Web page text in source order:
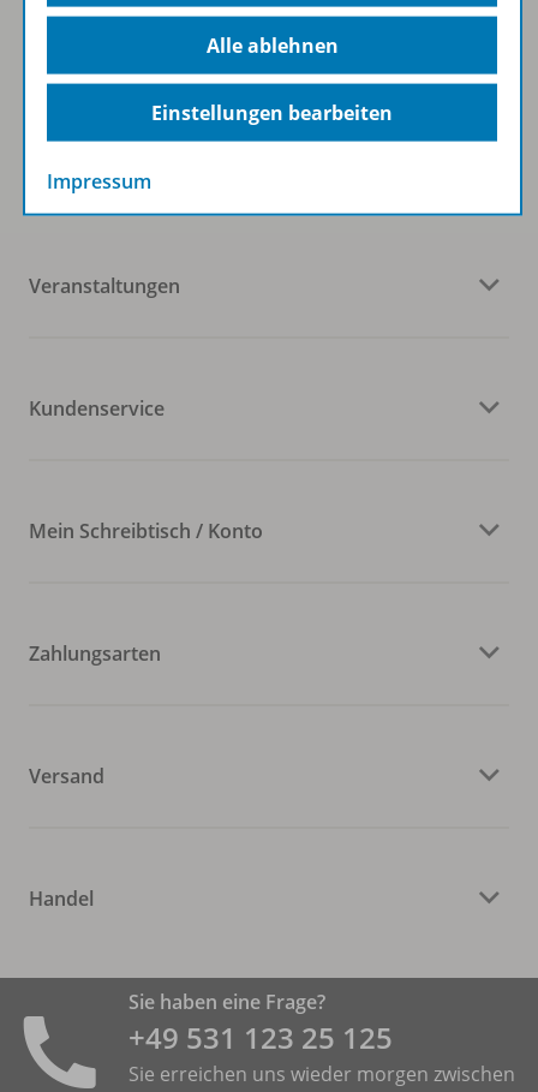
Veranstaltungen
Kundenservice
Mein Schreibtisch / Konto
Zahlungsarten
Versand
Handel
Sie haben eine Frage?
+49 531 ­123 25 125
Sie erreichen uns wieder morgen zwischen
Alle ablehnen
Einstellungen bearbeiten
Impressum